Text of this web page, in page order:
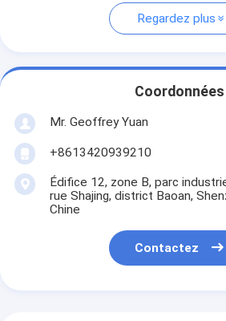
Regardez plus
Coordonnées
Mr. Geoffrey Yuan
+8613420939210
Édifice 12, zone B, parc
rue Shajing, district Baoan,
Chine
Contactez